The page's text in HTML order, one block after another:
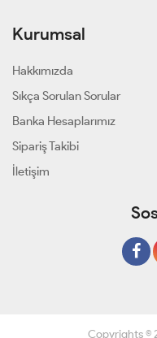
Kurumsal
Hakkımızda
Sıkça Sorulan Sorular
Banka Hesaplarımız
Sipariş Takibi
İletişim
Copyrights ©